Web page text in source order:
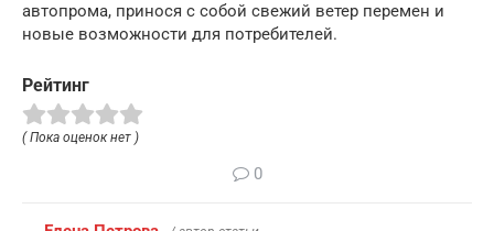
автопрома, принося с собой свежий ветер перемен и
новые возможности для потребителей.
Рейтинг
( Пока оценок нет )
0